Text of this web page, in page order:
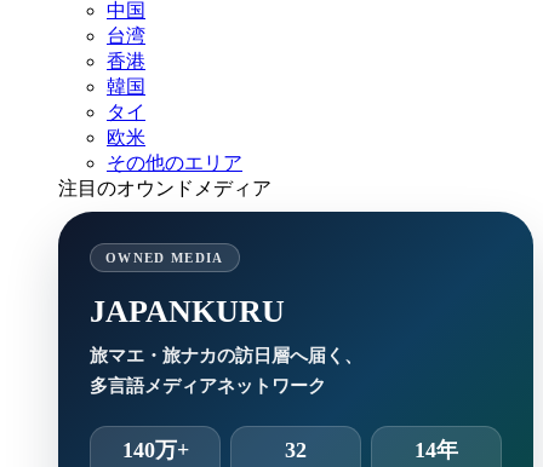
中国
台湾
香港
韓国
タイ
欧米
その他のエリア
注目のオウンドメディア
OWNED MEDIA
JAPANKURU
旅マエ・旅ナカの訪日層へ届く、
多言語メディアネットワーク
140万+ 32 14年